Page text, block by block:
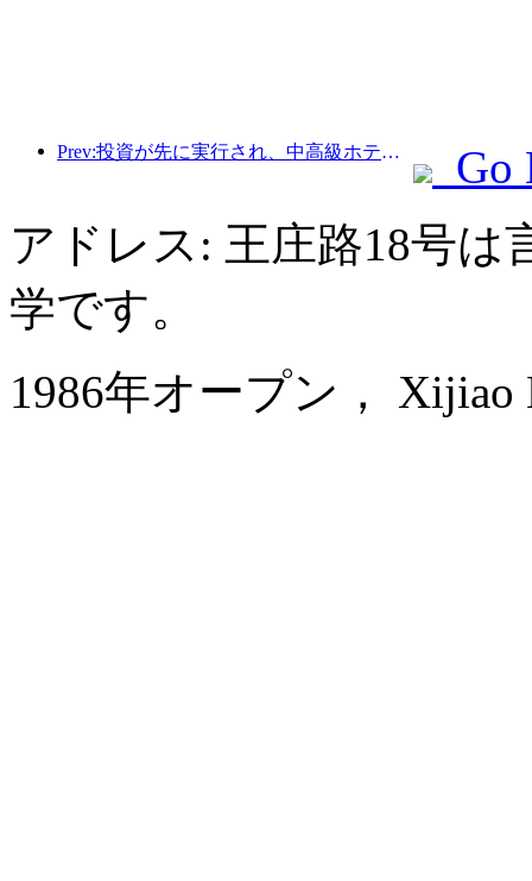
Prev:投資が先に実行され、中高級ホテルは投機の段階を過ぎている。
Go
アドレス: 王庄路18号は
学です。
1986年オープン， Xijiao